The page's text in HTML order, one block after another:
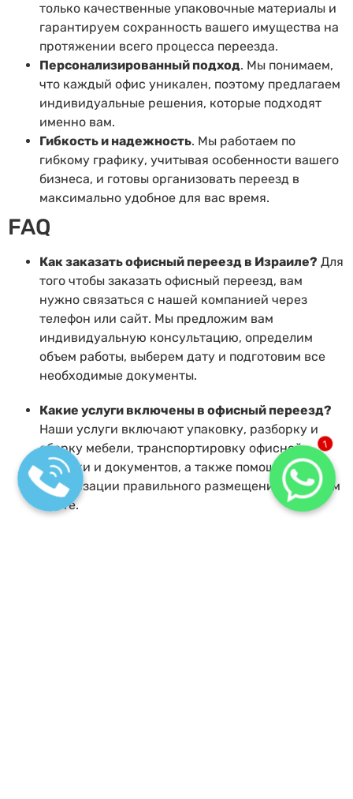
только качественные упаковочные материалы и
гарантируем сохранность вашего имущества на
протяжении всего процесса переезда.
Персонализированный подход. Мы понимаем,
что каждый офис уникален, поэтому предлагаем
индивидуальные решения, которые подходят
именно вам.
Гибкость и надежность. Мы работаем по
гибкому графику, учитывая особенности вашего
бизнеса, и готовы организовать переезд в
максимально удобное для вас время.
FAQ
Как заказать офисный переезд в Израиле? Для
того чтобы заказать офисный переезд, вам
нужно связаться с нашей компанией через
телефон или сайт. Мы предложим вам
индивидуальную консультацию, определим
объем работы, выберем дату и подготовим все
необходимые документы.
Какие услуги включены в офисный переезд?
Наши услуги включают упаковку, разборку и
сборку мебели, транспортировку офисной
техники и документов, а также помощь в
организации правильного размещения на новом
месте.
1